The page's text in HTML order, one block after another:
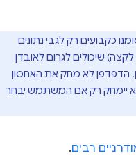
כקבועים רק לגבי נתונים
שיכולים לגרום לאובדן
הדפדפן לא מחק את האחסון
יימחק רק אם המשתמש יבחר
רבים.